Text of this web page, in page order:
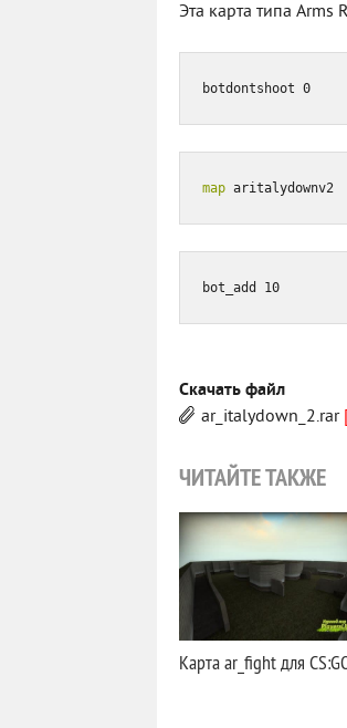
Эта карта типа
botdontshoot 0
map aritalydownv2
bot_add 10
Скачать файл
ar_italydown_2.rar
ЧИТАЙТЕ ТАКЖЕ
Карта ar_fight для